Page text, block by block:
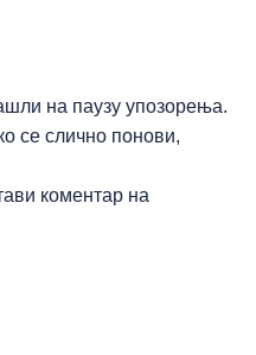
на паузу упозорења.
се слично понови,
коментар на